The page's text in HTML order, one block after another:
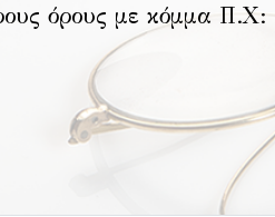
όρους με κόμμα Π.Χ: